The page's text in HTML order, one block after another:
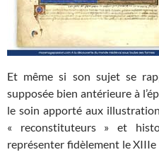
Et même si son sujet se
supposée bien antérieure à
le soin apporté aux
« reconstituteurs » et
représenter fidèlement le